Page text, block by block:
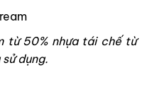
từ 50% nhựa tái chế từ
dụng.